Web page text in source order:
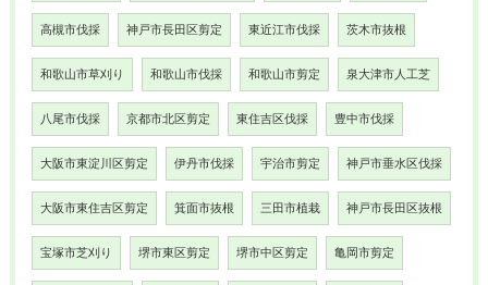
高槻市伐採 神戸市長田区剪定 東近江市伐採 茨木市抜根
和歌山市草刈り 和歌山市伐採 和歌山市剪定 泉大津市人工芝
八尾市伐採 京都市北区剪定 東住吉区伐採 豊中市伐採
大阪市東淀川区剪定 伊丹市伐採 宇治市剪定 神戸市垂水区伐採
大阪市東住吉区剪定 箕面市抜根 三田市植栽 神戸市長田区抜根
宝塚市芝刈り 堺市東区剪定 堺市中区剪定 亀岡市剪定